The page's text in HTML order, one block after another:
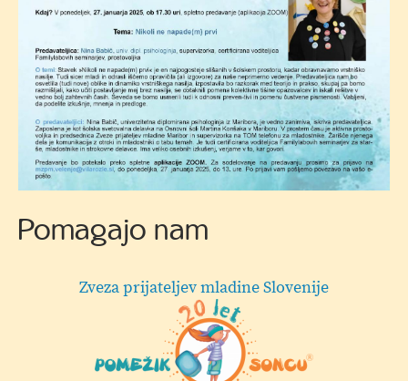
Pomagajo nam
Zveza prijateljev mladine Slovenije